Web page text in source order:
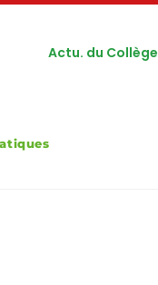
Actu. du Collège